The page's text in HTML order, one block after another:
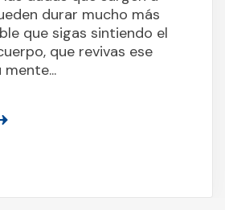
durar mucho más
que sigas sintiendo el
que revivas ese